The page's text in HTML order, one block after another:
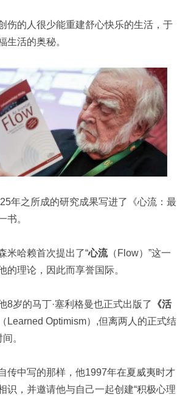
伤的人很少能重建舒心快乐的生活，于
生活的奥秘。
年之所成的研究成果写进了《心流：最
书。
米哈赖首次提出了“心流（Flow）”这一
的理论，因此而享誉国际。
8岁的马丁·塞利格曼也正式出版了
《活
（Learned Optimism）,但离两人的正式结
。
传中写的那样，他1997年在夏威夷时才
识，并邀请他与自己一起创建“积极心理